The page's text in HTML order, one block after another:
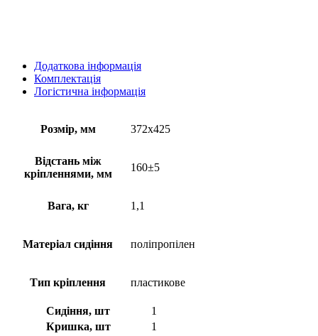
Додаткова інформація
Комплектація
Логістична інформація
Розмір, мм 372х425
Відстань між
кріпленнями, мм
160±5
Вага, кг 1,1
Матеріал сидіння поліпропілен
Тип кріплення пластикове
Сидіння, шт
1
Кришка, шт
1